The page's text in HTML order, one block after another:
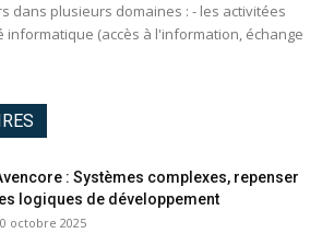
dans plusieurs domaines : - les activitées
informatique (accès à l'information, échange
: Systèmes complexes, repenser
les logiques de développement
octobre 2025